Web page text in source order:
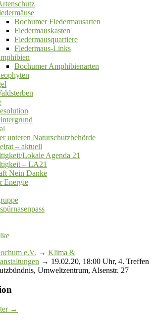
Bochumer Fledermausarten
Fledermauskasten
Fledermausquartiere
Fledermaus-Links
Bochumer Amphibienarten
unteren Naturschutzbehörde
‒ aktuell
Lokale Agenda 21
– LA21
Nein Danke
Energie
e.V. → Klima &
→ 19.02.20, 18:00 Uhr, 4. Treffen
Umweltzentrum, Alsenstr. 27
→